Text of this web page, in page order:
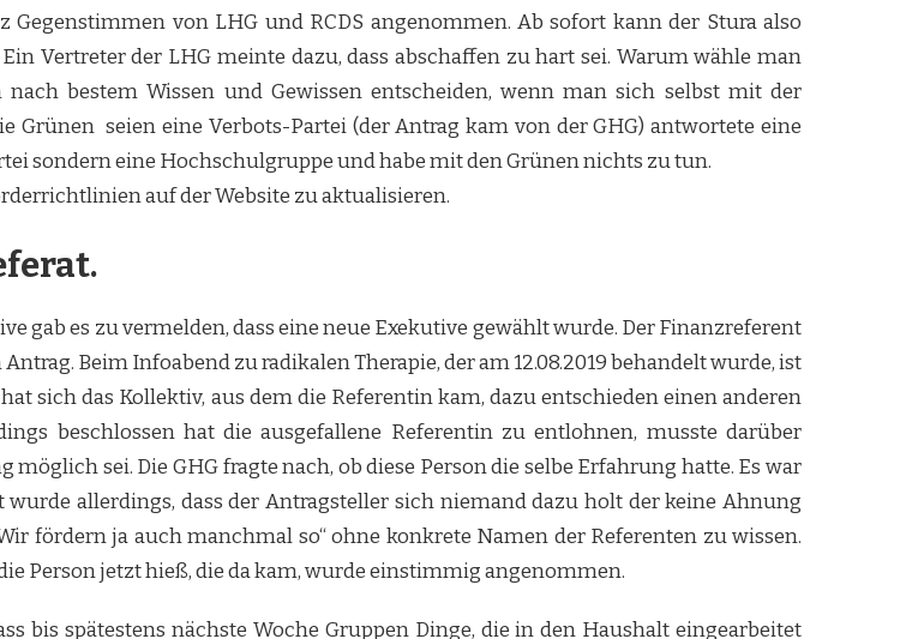
Gegenstimmen von LHG und RCDS angenommen. Ab sofort kann der Stura also
Vertreter der LHG meinte dazu, dass abschaffen zu hart sei. Warum wähle man
bestem Wissen und Gewissen entscheiden, wenn man sich selbst mit der
Grünen seien eine Verbots-Partei (der Antrag kam von der GHG) antwortete eine
sondern eine Hochschulgruppe und habe mit den Grünen nichts zu tun.
auf der Website zu aktualisieren.
gab es zu vermelden, dass eine neue Exekutive gewählt wurde. Der Finanzreferent
Beim Infoabend zu radikalen Therapie, der am 12.08.2019 behandelt wurde, ist
sich das Kollektiv, aus dem die Referentin kam, dazu entschieden einen anderen
beschlossen hat die ausgefallene Referentin zu entlohnen, musste darüber
sei. Die GHG fragte nach, ob diese Person die selbe Erfahrung hatte. Es war
allerdings, dass der Antragsteller sich niemand dazu holt der keine Ahnung
fördern ja auch manchmal so“ ohne konkrete Namen der Referenten zu wissen.
Person jetzt hieß, die da kam, wurde einstimmig angenommen.
bis spätestens nächste Woche Gruppen Dinge, die in den Haushalt eingearbeitet